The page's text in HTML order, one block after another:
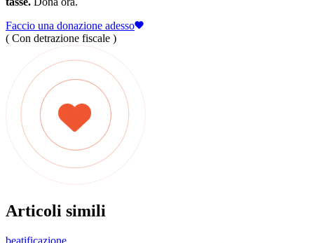
Faccio una donazione adesso
( Con detrazione fiscale )
Articoli simili
beatificazione